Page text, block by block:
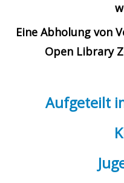
Eine Abholung von
Open Library
Aufgeteilt